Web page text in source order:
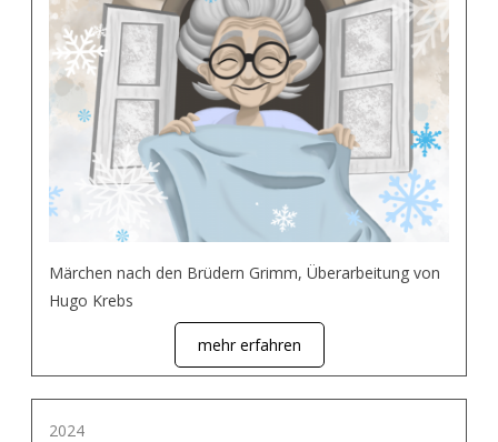
Märchen nach den Brüdern Grimm, Überarbeitung von
Hugo Krebs
mehr erfahren
2024